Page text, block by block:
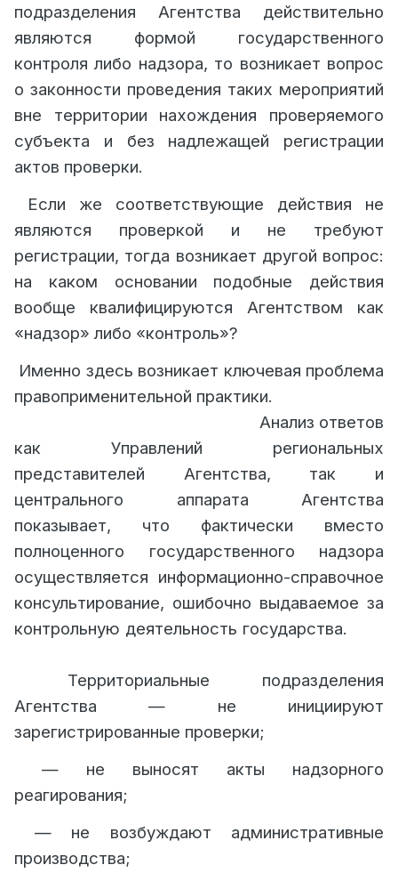
подразделения Агентства действительно
являются формой государственного
контроля либо надзора, то возникает вопрос
о законности проведения таких мероприятий
вне территории нахождения проверяемого
субъекта и без надлежащей регистрации
актов проверки.
Если же соответствующие действия не
являются проверкой и не требуют
регистрации, тогда возникает другой вопрос:
на каком основании подобные действия
вообще квалифицируются Агентством как
«надзор» либо «контроль»?
Именно здесь возникает ключевая проблема
правоприменительной практики.
Анализ ответов
как Управлений региональных
представителей Агентства, так и
центрального аппарата Агентства
показывает, что фактически вместо
полноценного государственного надзора
осуществляется информационно-справочное
консультирование, ошибочно выдаваемое за
контрольную деятельность государства.
Территориальные подразделения
Агентства — не инициируют
зарегистрированные проверки;
— не выносят акты надзорного
реагирования;
— не возбуждают административные
производства;